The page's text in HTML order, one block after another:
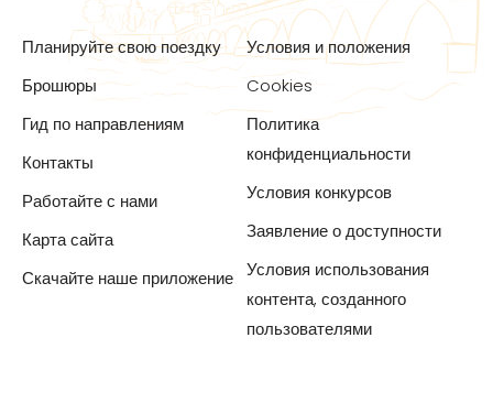
Планируйте свою поездку
Брошюры
Гид по направлениям
Контакты
Работайте с нами
Карта сайта
Скачайте наше приложение
Условия и положения
Cookies
Политика
конфиденциальности
Условия конкурсов
Заявление о доступности
Условия использования
контента, созданного
пользователями